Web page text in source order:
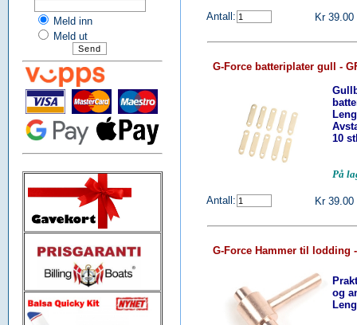
Meld inn
Meld ut
Antall: Kr 39.00
G-Force batteriplater gull -
10
På
Antall: Kr 39.00
G-Force Hammer til lodding -
og